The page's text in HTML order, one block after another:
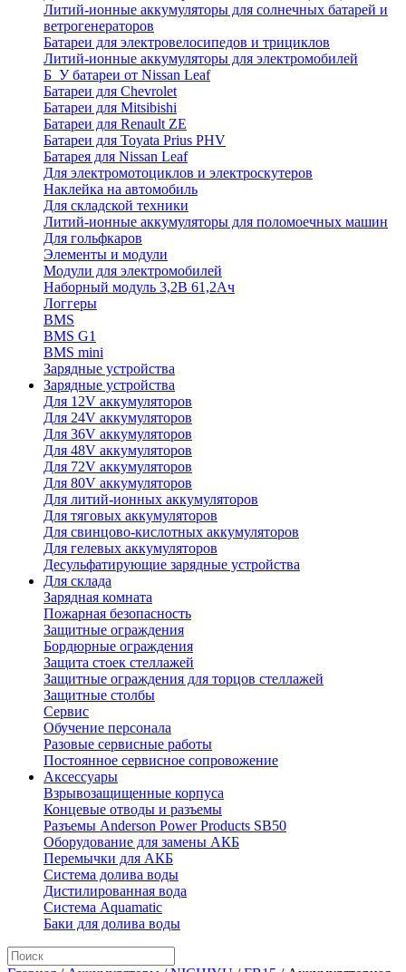
Литий-ионные аккумуляторы для солнечных батарей и
ветрогенераторов
Батареи для электровелосипедов и трициклов
Литий-ионные аккумуляторы для электромобилей
Б_У батареи от Nissan Leaf
Батареи для Chevrolet
Батареи для Mitsibishi
Батареи для Renault ZE
Батареи для Toyata Prius PHV
Батарея для Nissan Leaf
Для электромотоциклов и электроскутеров
Наклейка на автомобиль
Для складской техники
Литий-ионные аккумуляторы для поломоечных машин
Для гольфкаров
Элементы и модули
Модули для электромобилей
Наборный модуль 3,2В 61,2Ач
Логгеры
BMS
BMS G1
BMS mini
Зарядные устройства
Зарядные устройства
Для 12V аккумуляторов
Для 24V аккумуляторов
Для 36V аккумуляторов
Для 48V аккумуляторов
Для 72V аккумуляторов
Для 80V аккумуляторов
Для литий-ионных аккумуляторов
Для тяговых аккумуляторов
Для свинцово-кислотных аккумуляторов
Для гелевых аккумуляторов
Десульфатирующие зарядные устройства
Для склада
Зарядная комната
Пожарная безопасность
Защитные ограждения
Бордюрные ограждения
Защита стоек стеллажей
Защитные ограждения для торцов стеллажей
Защитные столбы
Сервис
Обучение персонала
Разовые сервисные работы
Постоянное сервисное сопровожение
Аксессуары
Взрывозащищенные корпуса
Концевые отводы и разъемы
Разъемы Anderson Power Products SB50
Оборудование для замены АКБ
Перемычки для АКБ
Система долива воды
Дистилированная вода
Система Aquamatic
Баки для долива воды